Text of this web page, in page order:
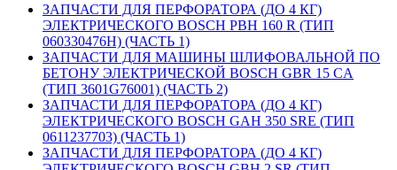
ЗАПЧАСТИ ДЛЯ ПЕРФОРАТОРА (ДО 4 КГ)
ЭЛЕКТРИЧЕСКОГО BOSCH PBH 160 R (ТИП
060330476H) (ЧАСТЬ 1)
ЗАПЧАСТИ ДЛЯ МАШИНЫ ШЛИФОВАЛЬНОЙ ПО
БЕТОНУ ЭЛЕКТРИЧЕСКОЙ BOSCH GBR 15 CA
(ТИП 3601G76001) (ЧАСТЬ 2)
ЗАПЧАСТИ ДЛЯ ПЕРФОРАТОРА (ДО 4 КГ)
ЭЛЕКТРИЧЕСКОГО BOSCH GAH 350 SRE (ТИП
0611237703) (ЧАСТЬ 1)
ЗАПЧАСТИ ДЛЯ ПЕРФОРАТОРА (ДО 4 КГ)